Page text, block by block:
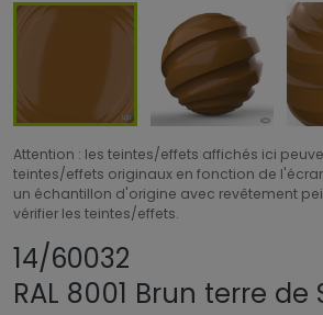
Attention : les teintes/effets affichés ici
teintes/effets originaux en fonction de
un échantillon d'origine avec revêtement
vérifier les teintes/effets.
14/60032
RAL 8001 Brun terre de